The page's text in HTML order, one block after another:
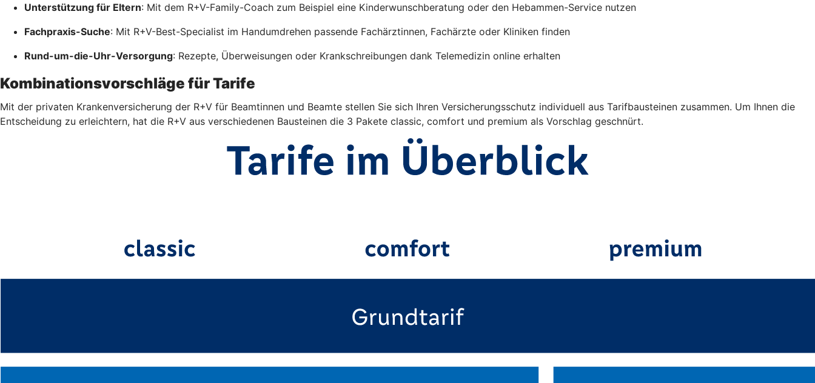
Unterstützung für Eltern: Mit dem R+V-Family-Coach zum Beispiel eine Kinderwunschberatung oder den Hebammen-Service nutzen
Fachpraxis-Suche: Mit R+V-Best-Specialist im Handumdrehen passende Fachärztinnen, Fachärzte oder Kliniken finden
Rund-um-die-Uhr-Versorgung: Rezepte, Überweisungen oder Krankschreibungen dank Telemedizin online erhalten
Kombinationsvorschläge für Tarife
Mit der privaten Krankenversicherung der R+V für Beamtinnen und Beamte stellen Sie sich Ihren Versicherungsschutz individuell aus Tarifbausteinen zusammen. Um Ihnen die
Entscheidung zu erleichtern, hat die R+V aus verschiedenen Bausteinen die 3 Pakete classic, comfort und premium als Vorschlag geschnürt.